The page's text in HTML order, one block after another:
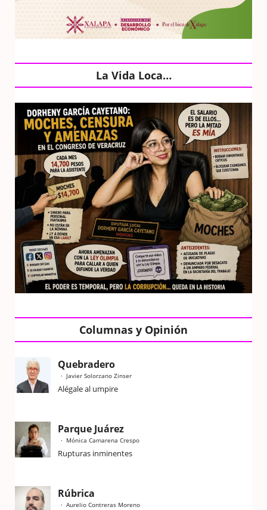
La Vida Loca…
Columnas y Opinión
Quebradero
Javier Solorzano Zinser
Alégale al umpire
Parque Juárez
Mónica Camarena Crespo
Rupturas inminentes
Rúbrica
Aurelio Contreras Moreno